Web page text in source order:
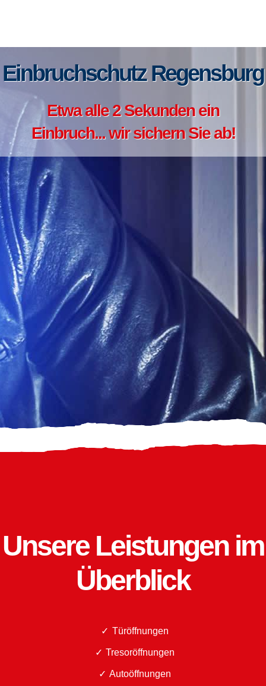
Einbruchschutz Regensburg
Etwa alle 2 Sekunden ein
Einbruch... wir sichern Sie ab!
Unsere Leistungen im
Überblick
Türöffnungen
Tresoröffnungen
Autoöffnungen